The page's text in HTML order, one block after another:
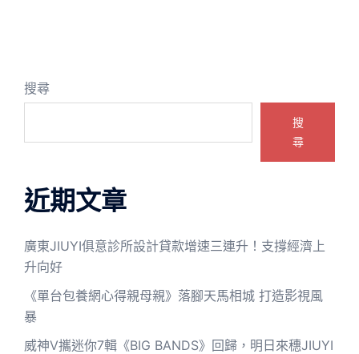
搜尋
搜
尋
近期文章
廣東JIUYI俱意診所設計貸款增速三連升！支撐經濟上
升向好
《單台包養網心得親母親》落腳天馬相城 打造影視風
暴
威神V攜迷你7輯《BIG BANDS》回歸，明日來穗JIUYI